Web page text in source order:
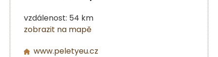
vzdálenost: 54 km
zobrazit na mapě
www.peletyeu.cz